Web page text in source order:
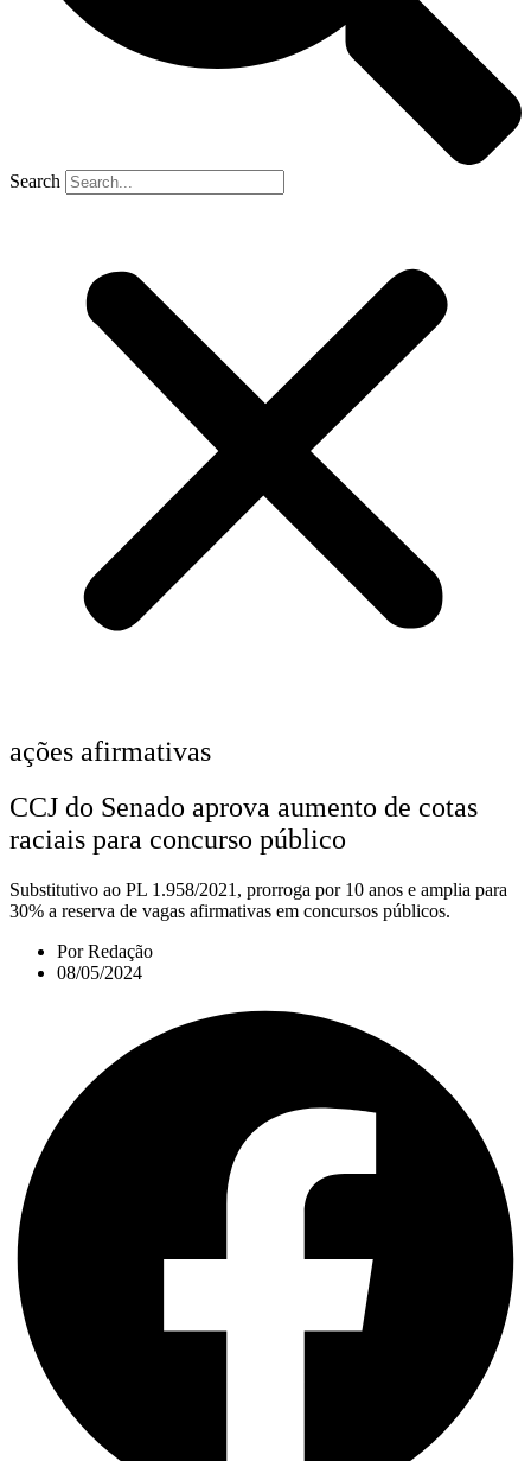
Search
ações afirmativas
CCJ do Senado aprova aumento de cotas
raciais para concurso público
Substitutivo ao PL 1.958/2021, prorroga por 10 anos e amplia para
30% a reserva de vagas afirmativas em concursos públicos.
PorRedação
08/05/2024